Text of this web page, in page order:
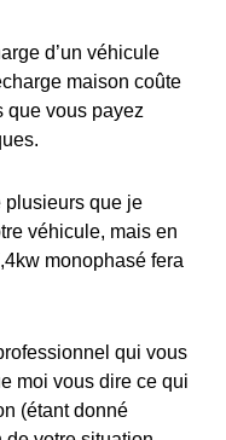
d’un véhicule
maison coûte
que vous payez
plusieurs que je
véhicule, mais en
monophasé fera
qui vous
moi vous dire ce qui
(étant donné